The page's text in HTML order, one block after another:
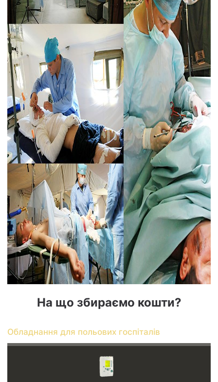
На що збираємо кошти?
Обладнання для польових госпіталів